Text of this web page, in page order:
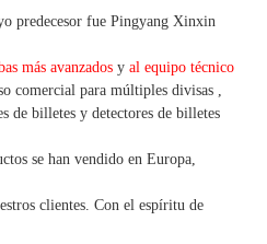
predecesor fue Pingyang Xinxin
más avanzados y al equipo técnico
comercial para múltiples divisas
de billetes y detectores de billetes
se han vendido en Europa,
clientes. Con el espíritu de